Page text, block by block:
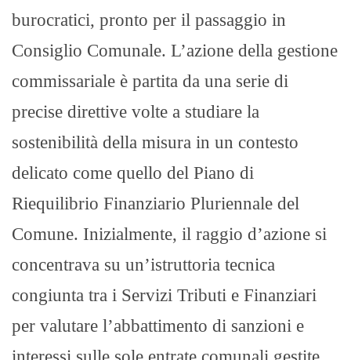
burocratici, pronto per il passaggio in
Consiglio Comunale. L’azione della gestione
commissariale è partita da una serie di
precise direttive volte a studiare la
sostenibilità della misura in un contesto
delicato come quello del Piano di
Riequilibrio Finanziario Pluriennale del
Comune. Inizialmente, il raggio d’azione si
concentrava su un’istruttoria tecnica
congiunta tra i Servizi Tributi e Finanziari
per valutare l’abbattimento di sanzioni e